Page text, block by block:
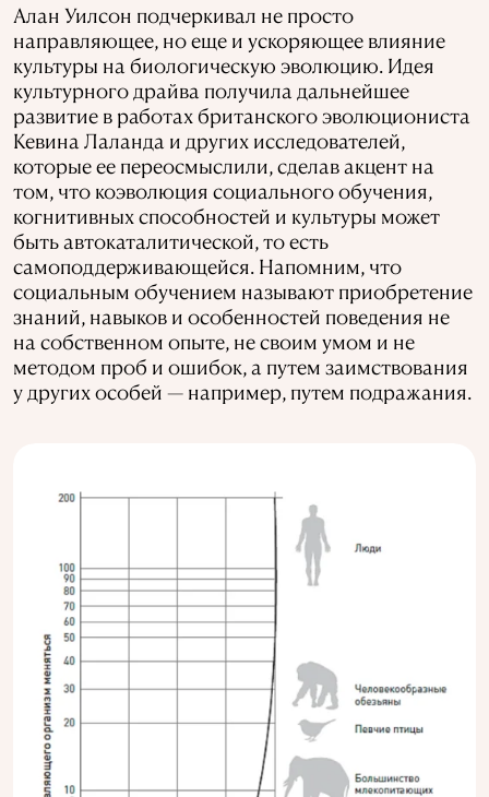
Алан Уилсон подчеркивал не просто
направляющее, но еще и ускоряющее влияние
культуры на биологическую эволюцию. Идея
культурного драйва получила дальнейшее
развитие в работах британского эволюциониста
Кевина Лаланда и других исследователей,
которые ее переосмыслили, сделав акцент на
том, что коэволюция социального обучения,
когнитивных способностей и культуры может
быть автокаталитической, то есть
самоподдерживающейся. Напомним, что
социальным обучением называют приобретение
знаний, навыков и особенностей поведения не
на собственном опыте, не своим умом и не
методом проб и ошибок, а путем заимствования
у других особей — например, путем подражания.